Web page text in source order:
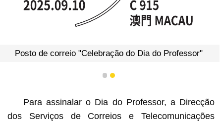
Posto de correio "Celebração do Dia do Professor"
1 2
Para assinalar o Dia do Professor, a Direcção
dos Serviços de Correios e Telecomunicações